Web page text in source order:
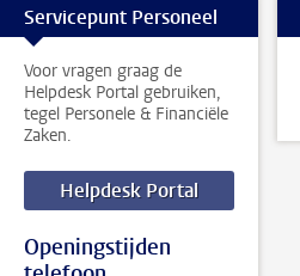
Servicepunt Personeel
Voor vragen graag de
Helpdesk Portal gebruiken,
tegel Personele & Financiële
Zaken.
Helpdesk Portal
Openingstijden